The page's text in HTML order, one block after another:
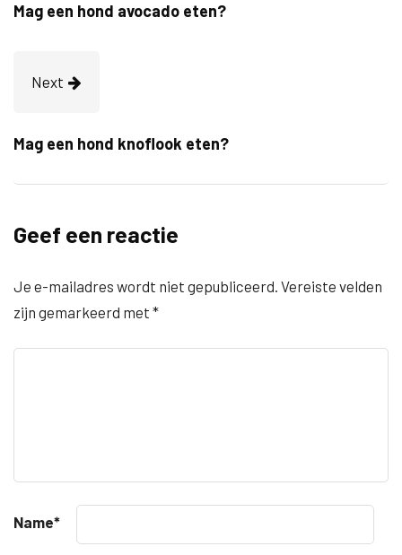
Mag een hond avocado eten?
Next
Mag een hond knoflook eten?
Geef een reactie
Je e-mailadres wordt niet gepubliceerd. Vereiste velden
zijn gemarkeerd met *
Name*